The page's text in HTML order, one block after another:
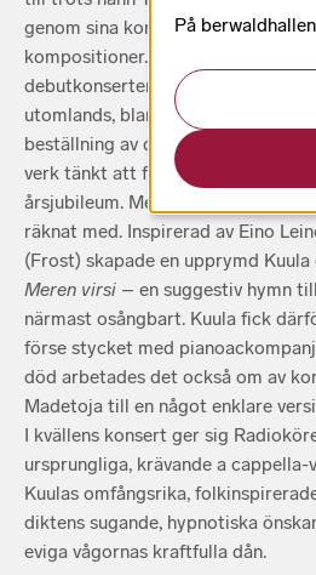
genom sina komplexa men
kompositioner. Efter den
debutkonserten i Helsingfors 1908
utomlands, bland annat till Italien,
beställning av dirigenten Klemetti
verk tänkt att framföras vid kören
årsjubileum. Men resultatet blev
räknat med. Inspirerad av Eino
(Frost) skapade en upprymd
Meren virsi – en suggestiv hymn
närmast osångbart. Kuula fick
förse stycket med
död arbetades det också om av
Madetoja till en något enklare
I kvällens konsert ger sig
ursprungliga, krävande a cappella-
Kuulas omfångsrika,
diktens sugande, hypnotiska
eviga vågornas kraftfulla dån.
På